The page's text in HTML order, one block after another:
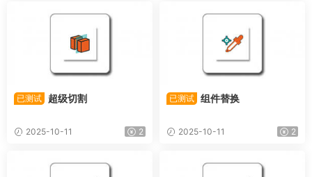
已测试 超级切割
2025-10-11 2
已测试 组件替换
2025-10-11 2